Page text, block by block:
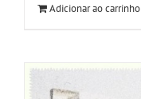
Adicionar ao carrinho